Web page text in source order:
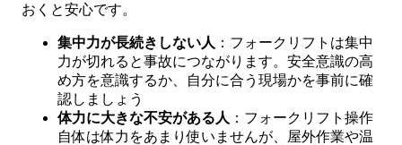
おくと安心です。
集中力が長続きしない人 ：フォークリフトは集中
力が切れると事故につながります。安全意識の高
め方を意識するか、自分に合う現場かを事前に確
認しましょう
体力に大きな不安がある人 ：フォークリフト操作
自体は体力をあまり使いませんが、屋外作業や温